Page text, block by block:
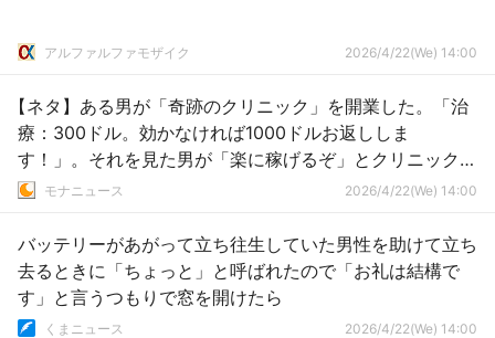
アルファルファモザイク 2026/4/22(We) 14:00
【ネタ】ある男が「奇跡のクリニック」を開業した。「治
療：300ドル。効かなければ1000ドルお返ししま
す！」。それを見た男が「楽に稼げるぞ」とクリニックを
訪れるが…
モナニュース 2026/4/22(We) 14:00
バッテリーがあがって立ち往生していた男性を助けて立ち
去るときに「ちょっと」と呼ばれたので「お礼は結構で
す」と言うつもりで窓を開けたら
くまニュース 2026/4/22(We) 14:00